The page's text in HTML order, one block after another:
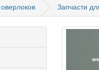
Запчасти